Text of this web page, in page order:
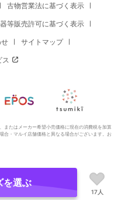
古物営業法に基づく表示
等販売許可に基づく表示
サイトマップ
またはメーカー希望小売価格に現在の消費税を加算
合・マルイ店舗価格と異なる場合がございます。お
MARUI Co., Ltd
を選ぶ
17人